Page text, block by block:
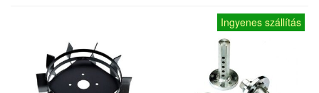
Ingyenes szállítás